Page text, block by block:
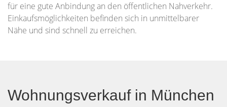
für eine gute Anbindung an den öffentlichen Nahverkehr.
Einkaufsmöglichkeiten befinden sich in unmittelbarer
Nähe und sind schnell zu erreichen.
Wohnungsverkauf in München